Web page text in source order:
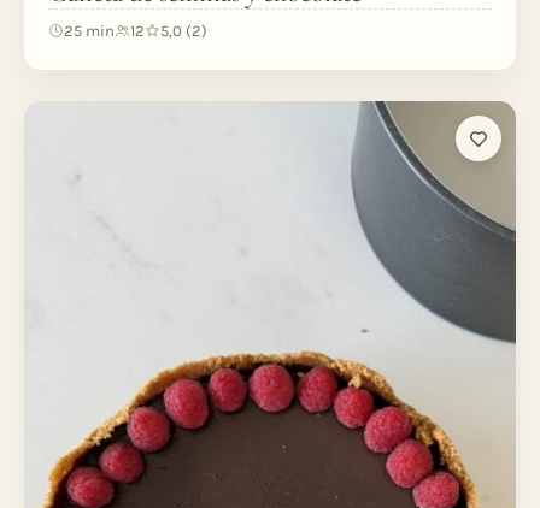
25 min 12 5,0 (2)